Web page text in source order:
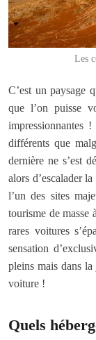
Les
C’est un paysage
que l’on puisse
impressionnantes
différents que
dernière ne s’est
alors d’escalader
l’un des sites
tourisme de masse
rares voitures
sensation
pleins mais dans la
voiture !
Quels